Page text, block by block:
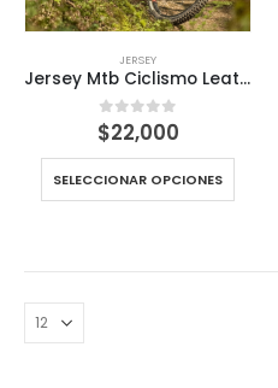
JERSEY
Jersey Mtb Ciclismo Leatt Polera manga larga
0 out of 5
$22,000
SELECCIONAR OPCIONES